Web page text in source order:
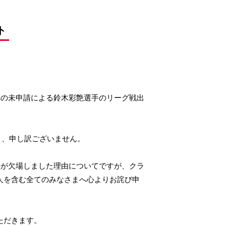
未申請による鈴木彩艶選手のリーグ戦出
申し訳ございません。
欠場しました理由についてですが、クラ
含む全てのみなさまへ心よりお詫び申
きます。